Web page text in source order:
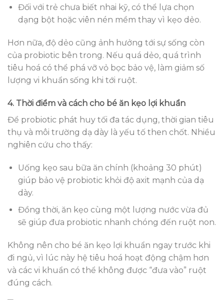
Đối với trẻ chưa biết nhai kỹ, có thể lựa chọn
dạng bột hoặc viên nén mềm thay vì kẹo dẻo.
Hơn nữa, độ dẻo cũng ảnh hưởng tới sự sống còn
của probiotic bên trong. Nếu quá dẻo, quá trình
tiêu hoá có thể phá vỡ vỏ bọc bảo vệ, làm giảm số
lượng vi khuẩn sống khi tới ruột.
4. Thời điểm và cách cho bé ăn kẹo lợi khuẩn
Để probiotic phát huy tối đa tác dụng, thời gian tiêu
thụ và môi trường dạ dày là yếu tố then chốt. Nhiều
nghiên cứu cho thấy:
Uống kẹo sau bữa ăn chính (khoảng 30 phút)
giúp bảo vệ probiotic khỏi độ axit mạnh của dạ
dày.
Đồng thời, ăn kẹo cùng một lượng nước vừa đủ
sẽ giúp đưa probiotic nhanh chóng đến ruột non.
Không nên cho bé ăn kẹo lợi khuẩn ngay trước khi
đi ngủ, vì lúc này hệ tiêu hoá hoạt động chậm hơn
và các vi khuẩn có thể không được “đưa vào” ruột
đúng cách.